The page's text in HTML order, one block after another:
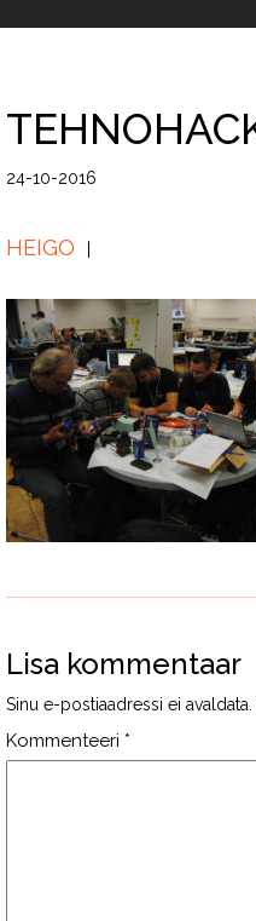
24-10-2016
HEIGO
Lisa kommentaar
Sinu e-postiaadressi ei avaldata.
Kommenteeri *